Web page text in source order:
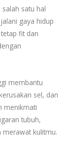
satu hal
gaya hidup
fit dan
membantu
sel, dan
menikmati
tubuh,
merawat kulitmu.